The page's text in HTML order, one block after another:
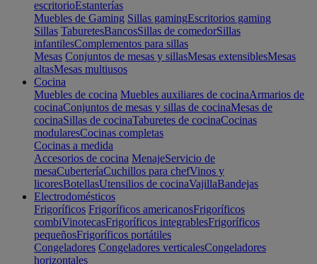
escritorioEstanterías
Muebles de Gaming Sillas gamingEscritorios gaming
Sillas TaburetesBancosSillas de comedorSillas
infantilesComplementos para sillas
Mesas Conjuntos de mesas y sillasMesas extensiblesMesas
altasMesas multiusos
Cocina
Muebles de cocina Muebles auxiliares de cocinaArmarios de
cocinaConjuntos de mesas y sillas de cocinaMesas de
cocinaSillas de cocinaTaburetes de cocinaCocinas
modularesCocinas completas
Cocinas a medida
Accesorios de cocina MenajeServicio de
mesaCuberteríaCuchillos para chefVinos y
licoresBotellasUtensilios de cocinaVajillaBandejas
Electrodomésticos
Frigoríficos Frigoríficos americanosFrigoríficos
combiVinotecasFrigoríficos integrablesFrigoríficos
pequeñosFrigoríficos portátiles
Congeladores Congeladores verticalesCongeladores
horizontales